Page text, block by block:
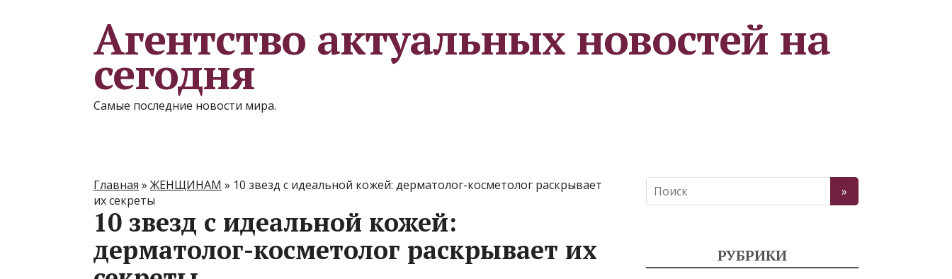
Агентство актуальных новостей на
сегодня
Самые последние новости мира.
Главная » ЖЕНЩИНАМ » 10 звезд с идеальной кожей: дерматолог-косметолог раскрывает
их секреты
10 звезд с идеальной кожей:
дерматолог-косметолог раскрывает их
РУБРИКИ